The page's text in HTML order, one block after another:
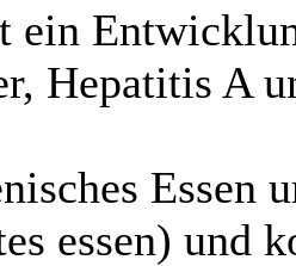
ein
Hepatitis A
Essen
essen) und